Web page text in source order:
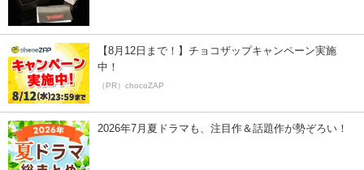
【8月12日まで！】チョコザップキャンペーン実施
中！
（PR）chocoZAP
2026年7月夏ドラマも、注目作＆話題作が勢ぞろい！